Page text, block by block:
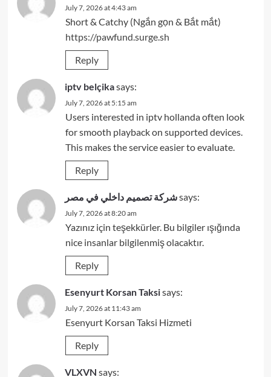
July 7, 2026 at 4:43 am
Short & Catchy (Ngắn gọn & Bắt mắt)
https://pawfund.surge.sh
Reply
iptv belçikasays:
July 7, 2026 at 5:15 am
Users interested in iptv hollanda often look
for smooth playback on supported devices.
This makes the service easier to evaluate.
Reply
شركة تصميم داخلي في مصرsays:
July 7, 2026 at 8:20 am
Yazınız için teşekkürler. Bu bilgiler ışığında
nice insanlar bilgilenmiş olacaktır.
Reply
Esenyurt Korsan Taksisays:
July 7, 2026 at 11:43 am
Esenyurt Korsan Taksi Hizmeti
Reply
VLXVN says: